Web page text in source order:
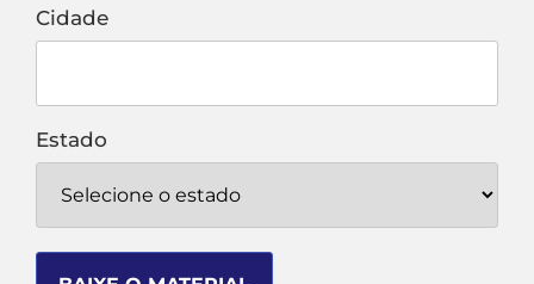
Cidade
Estado